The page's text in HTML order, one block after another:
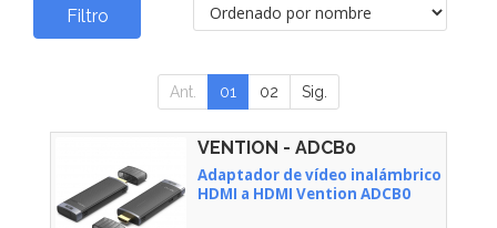
Filtro
Ant. 01 02 Sig.
VENTION - ADCB0
Adaptador de vídeo inalámbrico
HDMI a HDMI Vention ADCB0